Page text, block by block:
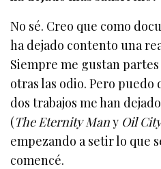
No sé. Creo que como
ha dejado contento una
Siempre me gustan
otras las odio. Pero
dos trabajos me han
(The Eternity Many Oil
empezando a setir lo que
comencé.